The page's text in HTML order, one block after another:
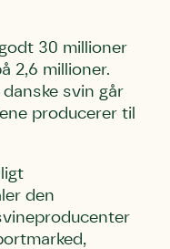
30 millioner
2,6 millioner.
svin går
producerer til
den